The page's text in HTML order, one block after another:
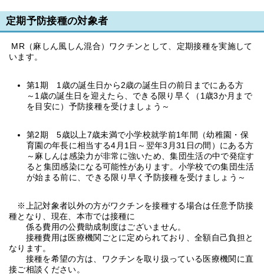
定期予防接種の対象者
MR（麻しん風しん混合）ワクチンとして、定期接種を実施して
います。
第1期 1歳の誕生日から2歳の誕生日の前日までにある方
～1歳の誕生日を迎えたら、できる限り早く（1歳3か月まで
を目安に）予防接種を受けましょう～
第2期 5歳以上7歳未満で小学校就学前1年間（幼稚園・保
育園の年長に相当する4月1日～翌年3月31日の間）にある方
～麻しんは感染力が非常に強いため、集団生活の中で発症す
ると集団感染になる可能性があります。小学校での集団生活
が始まる前に、できる限り早く予防接種を受けましょう～
※上記対象者以外の方がワクチンを接種する場合は任意予防接
種となり、現在、本市では接種に
係る費用の公費助成制度はございません。
接種費用は医療機関ごとに定められており、全額自己負担と
なります。
接種を希望の方は、ワクチンを取り扱っている医療機関に直
接ご相談ください。